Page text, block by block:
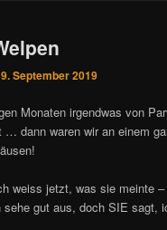
9. September 2019
Monaten irgendwas von
… dann waren wir an einem
weiss jetzt, was sie meinte
sehe gut aus, doch SIE sagt,